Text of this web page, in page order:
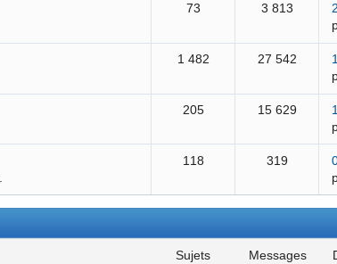
73 3 813
1 482 27 542
205 15 629
118 319
sujets messages